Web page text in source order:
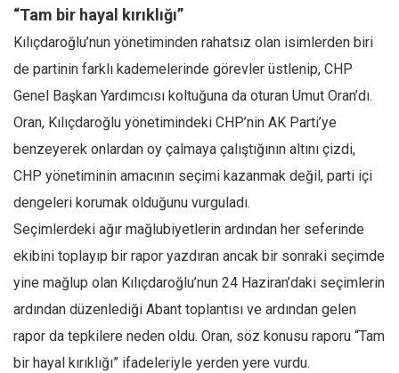
“Tam bir hayal kırıklığı”
Kılıçdaroğlu’nun yönetiminden rahatsız olan isimlerden biri
de partinin farklı kademelerinde görevler üstlenip, CHP
Genel Başkan Yardımcısı koltuğuna da oturan Umut Oran’dı.
Oran, Kılıçdaroğlu yönetimindeki CHP’nin AK Parti’ye
benzeyerek onlardan oy çalmaya çalıştığının altını çizdi,
CHP yönetiminin amacının seçimi kazanmak değil, parti içi
dengeleri korumak olduğunu vurguladı.
Seçimlerdeki ağır mağlubiyetlerin ardından her seferinde
ekibini toplayıp bir rapor yazdıran ancak bir sonraki seçimde
yine mağlup olan Kılıçdaroğlu’nun 24 Haziran’daki seçimlerin
ardından düzenlediği Abant toplantısı ve ardından gelen
rapor da tepkilere neden oldu. Oran, söz konusu raporu “Tam
bir hayal kırıklığı” ifadeleriyle yerden yere vurdu.